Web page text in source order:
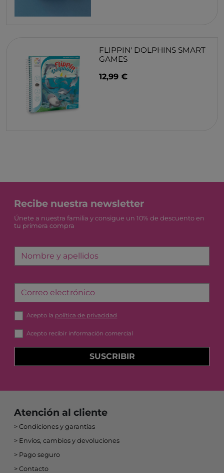
FLIPPIN' DOLPHINS SMART
GAMES
12,99 €
Recibe nuestra newsletter
Únete a nuestra familia y consigue un 10% de descuento en
tu primera compra
Nombre y apellidos
Correo electrónico
Acepto la política de privacidad
Acepto recibir información comercial
SUSCRIBIR
Atención al cliente
Condiciones y garantías
Envíos, cambios y devoluciones
Pago seguro
Contacto